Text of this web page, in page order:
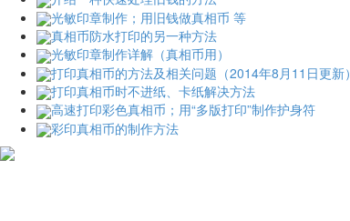
光敏印章制作；用旧钱做真相币 等
真相币防水打印的另一种方法
光敏印章制作详解（真相币用）
打印真相币的方法及相关问题（2014年8月11日更新）
打印真相币时不进纸、卡纸解决方法
高速打印彩色真相币；用“多版打印”制作护身符
彩印真相币的制作方法